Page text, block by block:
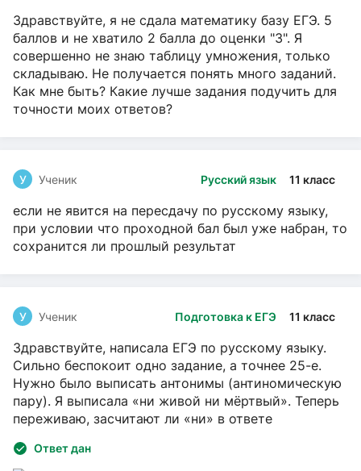
Здравствуйте, я не сдала математику базу ЕГЭ. 5
баллов и не хватило 2 балла до оценки "3". Я
совершенно не знаю таблицу умножения, только
складываю. Не получается понять много заданий.
Как мне быть? Какие лучше задания подучить для
точности моих ответов?
Русский язык 11 класс
У Ученик
если не явится на пересдачу по русскому языку,
при условии что проходной бал был уже набран, то
сохранится ли прошлый результат
Подготовка к ЕГЭ 11 класс
У Ученик
Здравствуйте, написала ЕГЭ по русскому языку.
Сильно беспокоит одно задание, а точнее 25-е.
Нужно было выписать антонимы (антиномическую
пару). Я выписала «ни живой ни мёртвый». Теперь
переживаю, засчитают ли «ни» в ответе
Ответ дан